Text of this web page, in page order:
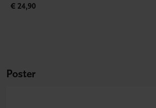
€ 24,90
Poster